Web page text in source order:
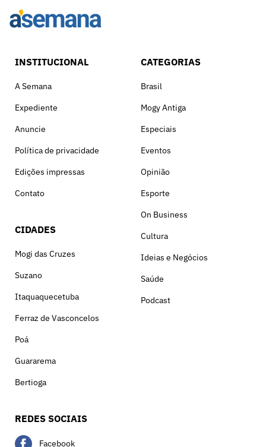
INSTITUCIONAL
A Semana
Expediente
Anuncie
Política de privacidade
Edições impressas
Contato
CIDADES
Mogi das Cruzes
Suzano
Itaquaquecetuba
Ferraz de Vasconcelos
Poá
Guararema
Bertioga
CATEGORIAS
Brasil
Mogy Antiga
Especiais
Eventos
Opinião
Esporte
On Business
Cultura
Ideias e Negócios
Saúde
Podcast
REDES SOCIAIS
Facebook